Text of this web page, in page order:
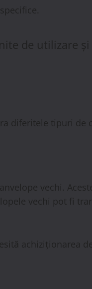
de utilizare și
diferitele tipuri de
vechi.
vechi pot fi
achiziționarea